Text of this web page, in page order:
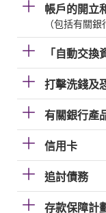
帳戶的開立
（包括有關
「自動交換
打擊洗錢及
有關銀行產
信用卡
追討債務
存款保障計